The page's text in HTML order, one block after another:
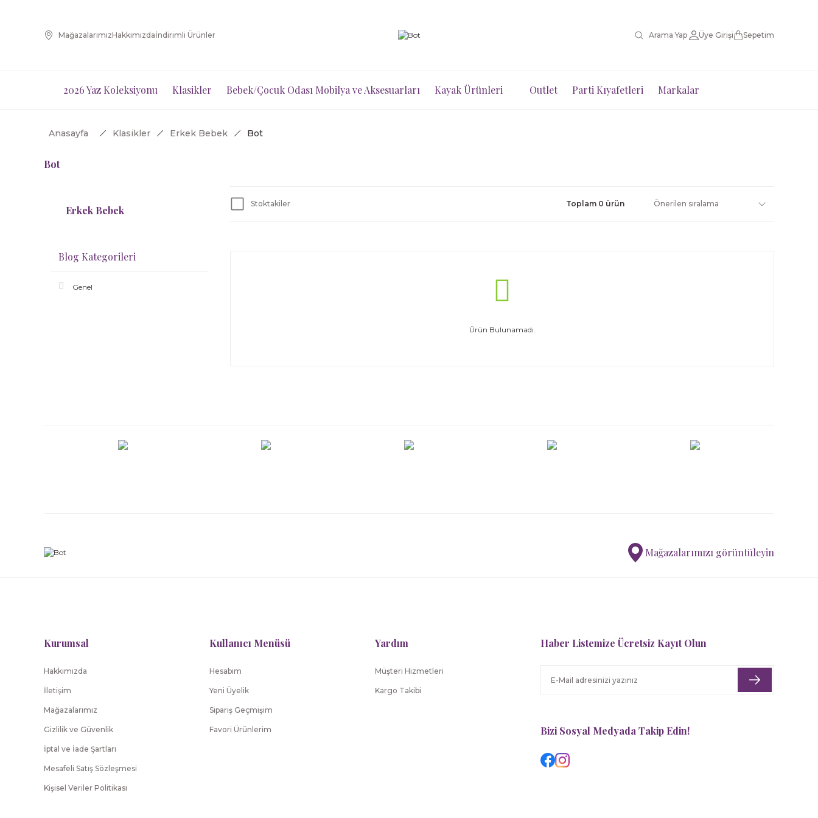
MağazalarımızHakkımızdaİndirimli Ürünler Üye Girişi Sepetim
2026 Yaz Koleksiyonu Klasikler Bebek/Çocuk Odası Mobilya ve Aksesuarları Kayak Ürünleri Outlet Parti Kıyafetleri Markalar
Anasayfa Klasikler Erkek Bebek Bot
Bot
Erkek Bebek
Blog Kategorileri
Genel
Stoktakiler Toplam 0 ürün
Ürün Bulunamadı.
Mağazalarımızı görüntüleyin
Kurumsal
Hakkımızda
İletişim
Mağazalarımız
Gizlilik ve Güvenlik
İptal ve İade Şartları
Mesafeli Satış Sözleşmesi
Kişisel Veriler Politikası
Kullanıcı Menüsü
Hesabım
Yeni Üyelik
Sipariş Geçmişim
Favori Ürünlerim
Yardım
Müşteri Hizmetleri
Kargo Takibi
Haber Listemize Ücretsiz Kayıt Olun
Bizi Sosyal Medyada Takip Edin!